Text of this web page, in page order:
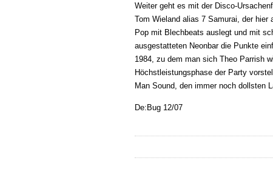
Weiter geht es mit der Disco-
Tom Wieland alias 7 Samurai, der
Pop mit Blechbeats auslegt und mit
ausgestatteten Neonbar die Punkte
1984, zu dem man sich Theo Parrish
Höchstleistungsphase der Party
Man Sound, den immer noch dollsten
De:Bug 12/07